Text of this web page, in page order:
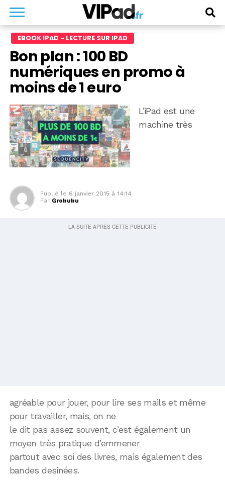
EBOOK IPAD - LECTURE SUR IPAD
Bon plan : 100 BD
numériques en promo à
moins de 1 euro
L’iPad est une
machine très
Publié le 6 janvier 2015 à 14:14
Par Grobubu
agréable pour jouer, pour lire ses mails et même
pour travailler, mais, on ne
le dit pas assez souvent, c’est également un
moyen très pratique d’emmener
partout avec soi des livres, mais également des
bandes desinées.